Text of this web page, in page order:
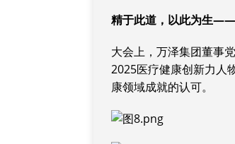
精于此道，以此为生
大会上，万泽集团董事
2025医疗健康创新力人
康领域成就的认可。